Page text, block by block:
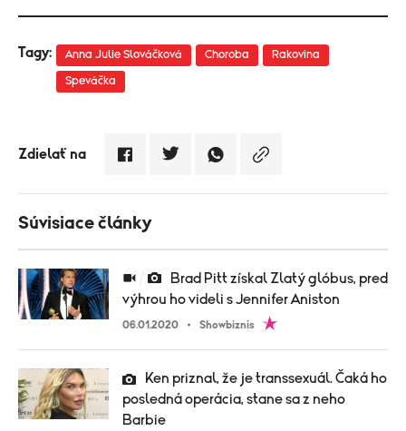
Tagy: Anna Julie Slováčková Choroba Rakovina
Speváčka
Zdielať na
Súvisiace články
výhrou ho videli s Jennifer Aniston
06.01.2020 Showbiznis
posledná operácia, stane sa z neho
Barbie